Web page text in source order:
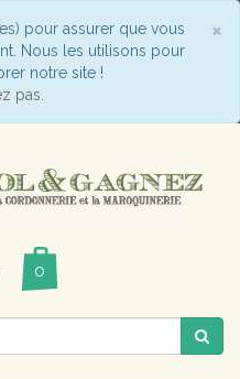
×
pour assurer que vous
Nous les utilisons pour
notre site !
pas.